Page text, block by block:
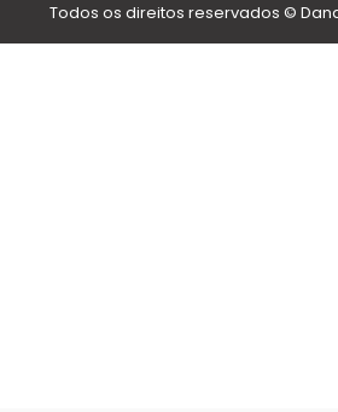
Todos os direitos reservados ©